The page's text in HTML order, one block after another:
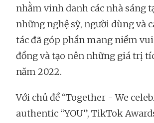
nhằm vinh danh các nhà sáng
những nghệ sỹ, người dùng và
tác đã góp phần mang niềm
đồng và tạo nên những giá trị
năm 2022.
Với chủ đề “Together - We
authentic “YOU”, TikTok